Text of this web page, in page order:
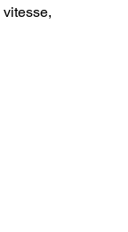
vitesse,